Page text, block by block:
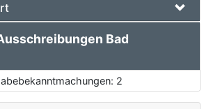
Bad
2